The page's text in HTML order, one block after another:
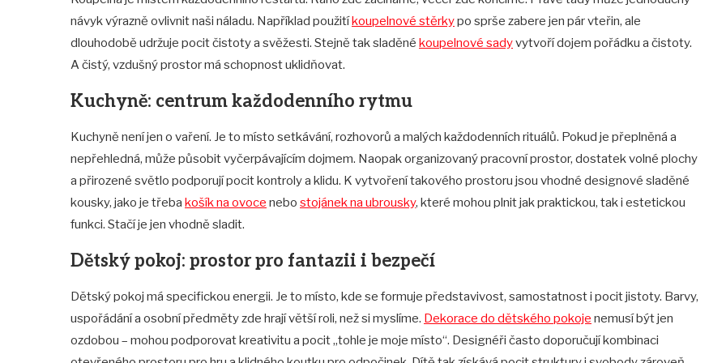
návyk výrazně ovlivnit naši náladu. Například použitíkoupelnové stěrkypo sprše zabere jen pár vteřin, ale
dlouhodobě udržuje pocit čistoty a svěžesti. Stejně tak sladěné koupelnové sadyvytvoří dojem pořádku a čistoty.
A čistý, vzdušný prostor má schopnost uklidňovat.
Kuchyně: centrum každodenního rytmu
Kuchyně není jen o vaření. Je to místo setkávání, rozhovorů a malých každodenních rituálů. Pokud je přeplněná a
nepřehledná, může působit vyčerpávajícím dojmem. Naopak organizovaný pracovní prostor, dostatek volné plochy
a přirozené světlo podporují pocit kontroly a klidu. K vytvoření takového prostoru jsou vhodné designové sladěné
kousky, jako je třeba košík na ovoce nebo stojánek na ubrousky, které mohou plnit jak praktickou, tak i estetickou
funkci. Stačí je jen vhodně sladit.
Dětský pokoj: prostor pro fantazii i bezpečí
Dětský pokoj má specifickou energii. Je to místo, kde se formuje představivost, samostatnost i pocit jistoty. Barvy,
uspořádání a osobní předměty zde hrají větší roli, než si myslíme. Dekorace do dětského pokoje nemusí být jen
ozdobou – mohou podporovat kreativitu a pocit „tohle je moje místo“. Designéři často doporučují kombinaci